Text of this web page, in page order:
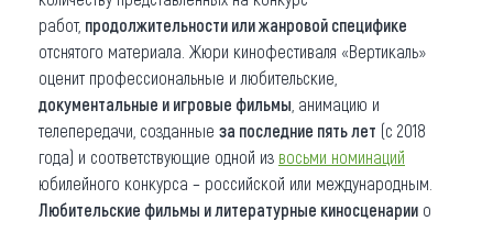
работ, продолжительности или жанровой специфике
отснятого материала. Жюри кинофестиваля «Вертикаль»
оценит профессиональные и любительские,
документальные и игровые фильмы , анимацию и
телепередачи, созданные за последние пять лет (с 2018
года) и соответствующие одной из восьми номинаций
юбилейного конкурса – российской или международным.
Любительские фильмы и литературные киносценарии о